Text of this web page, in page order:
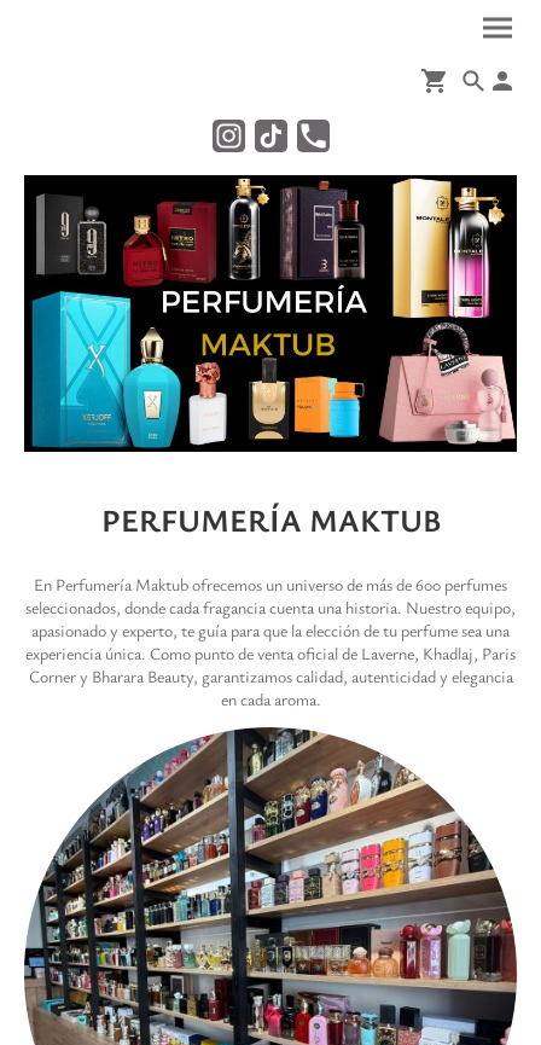
PERFUMERÍA MAKTUB
En Perfumería Maktub ofrecemos un universo de más de 600 perfumes
seleccionados, donde cada fragancia cuenta una historia. Nuestro equipo,
apasionado y experto, te guía para que la elección de tu perfume sea una
experiencia única. Como punto de venta oficial de Laverne, Khadlaj, Paris
Corner y Bharara Beauty, garantizamos calidad, autenticidad y elegancia
en cada aroma.